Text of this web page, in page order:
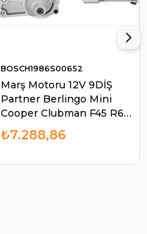
Marş Motoru 12V 9DİŞ
Partner Berlingo Mini
Cooper Clubman F45 R60
| BOSCH 1986S00652
BOSCH1986S00652
₺7.288,86